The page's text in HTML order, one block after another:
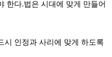
한다.법은 시대에 맞게 만들어
시 인정과 사리에 맞게 하도록